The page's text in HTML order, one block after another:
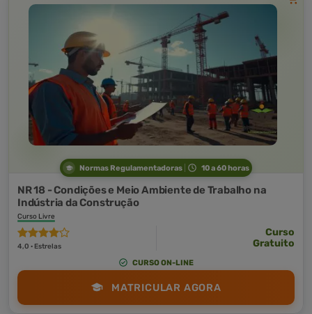
Normas Regulamentadoras 10 a 60 horas
NR 18 - Condições e Meio Ambiente de Trabalho na
Indústria da Construção
Curso Livre
4,0 · Estrelas
Curso
Gratuito
CURSO ON-LINE
MATRICULAR AGORA